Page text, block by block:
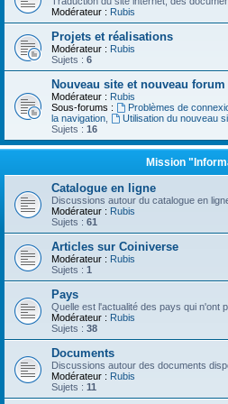
Modérateur : Rubis
Projets et réalisations
Modérateur : Rubis
Sujets : 6
Nouveau site et nouveau forum
Modérateur : Rubis
Sous-forums :
Problèmes de
la navigation
Utilisation du nouveau
Sujets : 16
Mission
Catalogue en ligne
Discussions autour du catalogue en
Modérateur : Rubis
Sujets : 61
Articles sur Coiniverse
Modérateur : Rubis
Sujets : 1
Pays
Quelle est l'actualité des pays qui n'ont
Modérateur : Rubis
Sujets : 38
Documents
Discussions autour des documents
Modérateur : Rubis
Sujets : 11